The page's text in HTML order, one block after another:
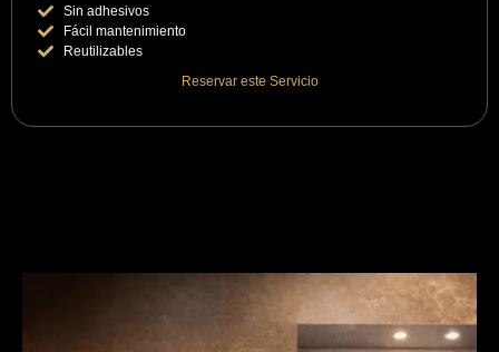
Sin adhesivos
Fácil mantenimiento
Reutilizables
Reservar este Servicio